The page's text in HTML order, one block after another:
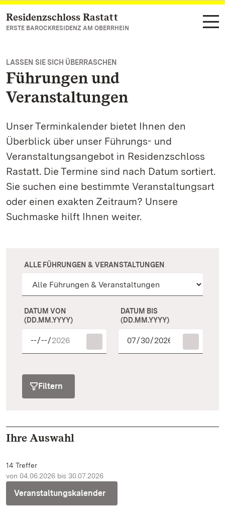
Zum Hauptinhalt springen
Residenzschloss Rastatt
ERSTE BAROCKRESIDENZ AM OBERRHEIN
LASSEN SIE SICH ÜBERRASCHEN
Führungen und
Veranstaltungen
Unser Terminkalender bietet Ihnen den
Überblick über unser Führungs- und
Veranstaltungsangebot in Residenzschloss
Rastatt. Die Termine sind nach Datum sortiert.
Sie suchen eine bestimmte Veranstaltungsart
oder einen exakten Zeitraum? Unsere
Suchmaske hilft Ihnen weiter.
ALLE FÜHRUNGEN & VERANSTALTUNGEN
DATUM VON
(DD.MM.YYYY)
DATUM BIS
(DD.MM.YYYY)
Filtern
Ihre Auswahl
14 Treffer
von 04.06.2026 bis 30.07.2026
Veranstaltungskalender